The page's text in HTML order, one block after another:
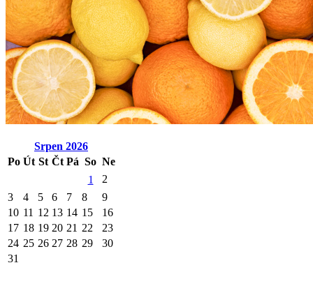
Srpen 2026
Po Út St Čt Pá So Ne
1
2
3
4 5 6 7 8
9
10 11 12 13 14 15
16
17 18 19 20 21 22
23
24 25 26 27 28 29
30
31